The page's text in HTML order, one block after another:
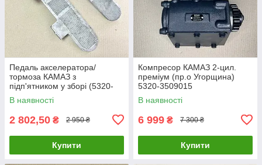
Педаль акселератора/
тормоза КАМАЗ з
підп'ятником у зборі (5320-
1108010/3504010) 5320-
1111514-10
В наявності
2 802,50 ₴ 2 950 ₴
Купити
Компресор КАМАЗ 2-цил.
преміум (пр.о Угорщина)
5320-3509015
В наявності
6 999 ₴ 7 300 ₴
Купити